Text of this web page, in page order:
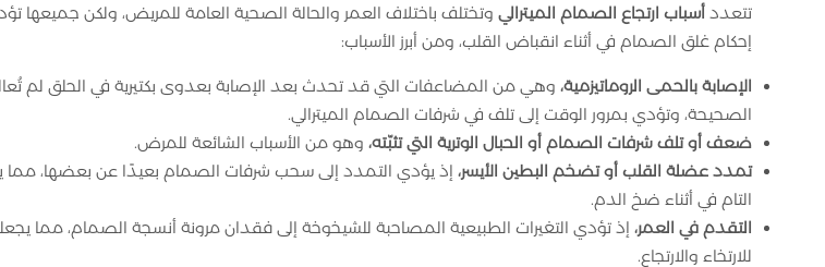
تتعددأسباب ارتجاع الصمام الميترالي وتختلف باختلاف العمر والحالة الصحية العامة للمريض، ولكن جميعها
إحكام غلق الصمام في أثناء انقباض القلب، ومن أبرز الأسباب:
الإصابة بالحمى الروماتيزمية، وهي من المضاعفات التي قد تحدث بعد الإصابة بعدوى بكتيرية في الحلق لم
الصحيحة، وتؤدي بمرور الوقت إلى تلف في شرفات الصمام الميترالي.
ضعف أو تلف شرفات الصمام أو الحبال الوترية التي تثبّته، وهو من الأسباب الشائعة للمرض.
تمدد عضلة القلب أو تضخم البطين الأيسر، إذ يؤدي التمدد إلى سحب شرفات الصمام بعيدًا عن بعضها، مما
التام في أثناء ضخ الدم.
التقدم في العمر، إذ تؤدي التغيرات الطبيعية المصاحبة للشيخوخة إلى فقدان مرونة أنسجة الصمام، مما
للارتخاء والارتجاع.